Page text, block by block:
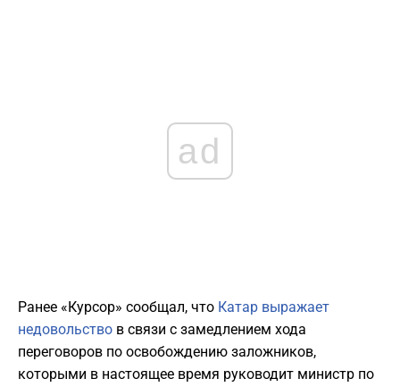
ad
Ранее «Курсор» сообщал, что Катар выражает
недовольство в связи с замедлением хода
переговоров по освобождению заложников,
которыми в настоящее время руководит министр по